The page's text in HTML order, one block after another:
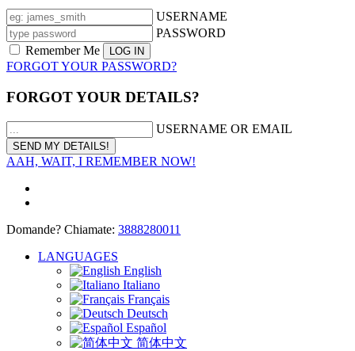
USERNAME
PASSWORD
Remember Me
FORGOT YOUR PASSWORD?
FORGOT YOUR DETAILS?
USERNAME OR EMAIL
AAH, WAIT, I REMEMBER NOW!
Domande? Chiamate: 3888280011
LANGUAGES
English
Italiano
Français
Deutsch
Español
简体中文